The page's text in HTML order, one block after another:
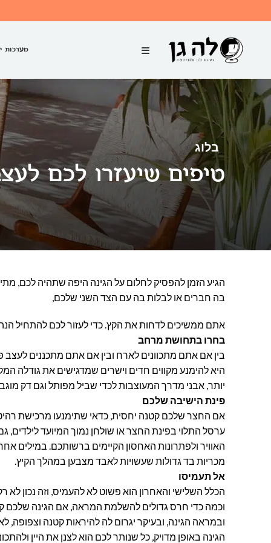
מערכות
בלוג
טיפים שיעזרו לכם
הגיע הזמן להפסיק לחלום על הגינה היפה שתהיה לכם,
בה חברים או לבלות בה עם הצד השני שלכם,
אתם ממשיכים לדחות את הקץ. כדי לעזור לכם להתחיל
בחרו בתחושת מרחב
בין אם אתם מתכוונים לארח ובין אם אתם מתכננים
היא להימנע מקווים חדים וישרים שמדגישים את גודלה
יותר, אבני מדרך המעוצבות לכדי שביל מפותל וגם דק
פינת הישיבה שלכם
אם החצר שלכם קטנה יחסית, כדאי שתימנעו מרכישת
ערסל התלוי בפינת החצר או שולחן נמוך המיועד
האוויר ולפתרונות האחסון הקיימים ברשותכם. במילים
מכריות בד גדולות שעשויות לאבד מצבען במהלך הקיץ.
אל תעמיסו
הכלל השלישי והאחרון הוא פשוט לא להעמיס, וזה נכון
וכמה כדי חרס גדולים להשלמת המראה, אם הגינה שלכם
ובמראה הגינה, ובעיקר יגרום לה להיראות קטנה
הגינה באופן מדויק, כל שנותר לכם הוא לצנן את היין